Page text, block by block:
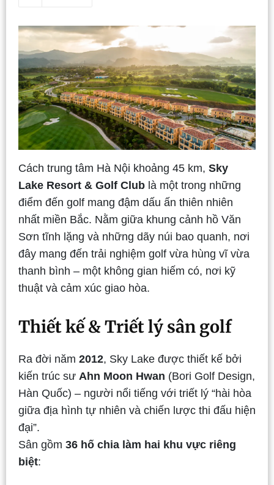
Cách trung tâm Hà Nội khoảng 45 km, Sky
Lake Resort & Golf Club là một trong những
điểm đến golf mang đậm dấu ấn thiên nhiên
nhất miền Bắc. Nằm giữa khung cảnh hồ Văn
Sơn tĩnh lặng và những dãy núi bao quanh, nơi
đây mang đến trải nghiệm golf vừa hùng vĩ vừa
thanh bình – một không gian hiếm có, nơi kỹ
thuật và cảm xúc giao hòa.
Thiết kế & Triết lý sân golf
Ra đời năm 2012, Sky Lake được thiết kế bởi
kiến trúc sư Ahn Moon Hwan (Bori Golf Design,
Hàn Quốc) – người nổi tiếng với triết lý “hài hòa
giữa địa hình tự nhiên và chiến lược thi đấu hiện
đại”.
Sân gồm 36 hố chia làm hai khu vực riêng
biệt: